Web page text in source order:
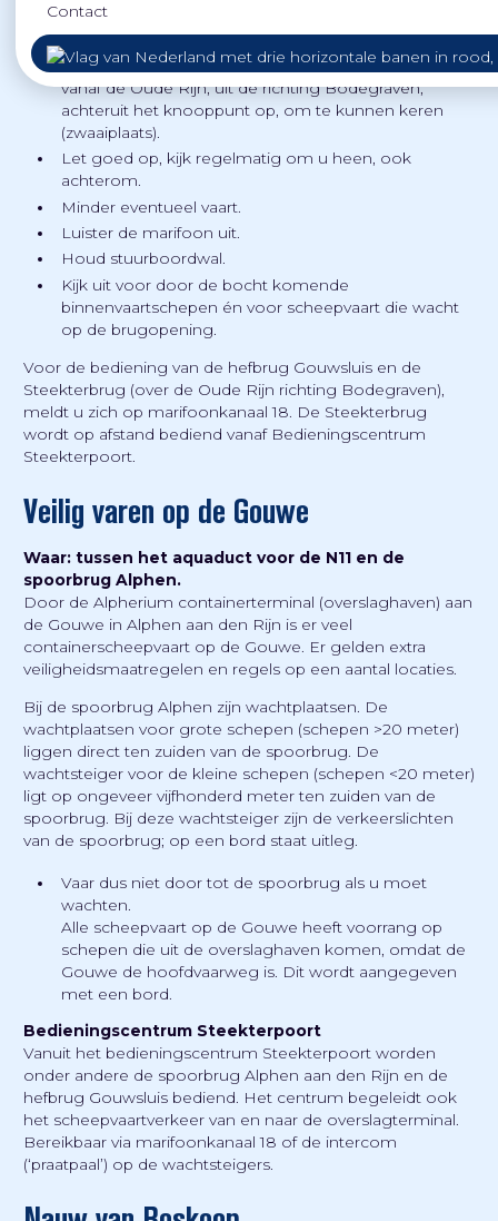
Contact
Let op: binnenvaartschepen varen dikwijls meestal
vanaf de Oude Rijn, uit de richting Bodegraven,
achteruit het knooppunt op, om te kunnen keren
(zwaaiplaats).
Let goed op, kijk regelmatig om u heen, ook
achterom.
Minder eventueel vaart.
Luister de marifoon uit.
Houd stuurboordwal.
Kijk uit voor door de bocht komende
binnenvaartschepen én voor scheepvaart die wacht
op de brugopening.
Voor de bediening van de hefbrug Gouwsluis en de
Steekterbrug (over de Oude Rijn richting Bodegraven),
meldt u zich op marifoonkanaal 18. De Steekterbrug
wordt op afstand bediend vanaf Bedieningscentrum
Steekterpoort.
Veilig varen op de Gouwe
Waar: tussen het aquaduct voor de N11 en de
spoorbrug Alphen.
Door de Alpherium containerterminal (overslaghaven) aan
de Gouwe in Alphen aan den Rijn is er veel
containerscheepvaart op de Gouwe. Er gelden extra
veiligheidsmaatregelen en regels op een aantal locaties.
Bij de spoorbrug Alphen zijn wachtplaatsen. De
wachtplaatsen voor grote schepen (schepen >20 meter)
liggen direct ten zuiden van de spoorbrug. De
wachtsteiger voor de kleine schepen (schepen <20 meter)
ligt op ongeveer vijfhonderd meter ten zuiden van de
spoorbrug. Bij deze wachtsteiger zijn de verkeerslichten
van de spoorbrug; op een bord staat uitleg.
Vaar dus niet door tot de spoorbrug als u moet
wachten.
Alle scheepvaart op de Gouwe heeft voorrang op
schepen die uit de overslaghaven komen, omdat de
Gouwe de hoofdvaarweg is. Dit wordt aangegeven
met een bord.
Bedieningscentrum Steekterpoort
Vanuit het bedieningscentrum Steekterpoort worden
onder andere de spoorbrug Alphen aan den Rijn en de
hefbrug Gouwsluis bediend. Het centrum begeleidt ook
het scheepvaartverkeer van en naar de overslagterminal.
Bereikbaar via marifoonkanaal 18 of de intercom
(‘praatpaal’) op de wachtsteigers.